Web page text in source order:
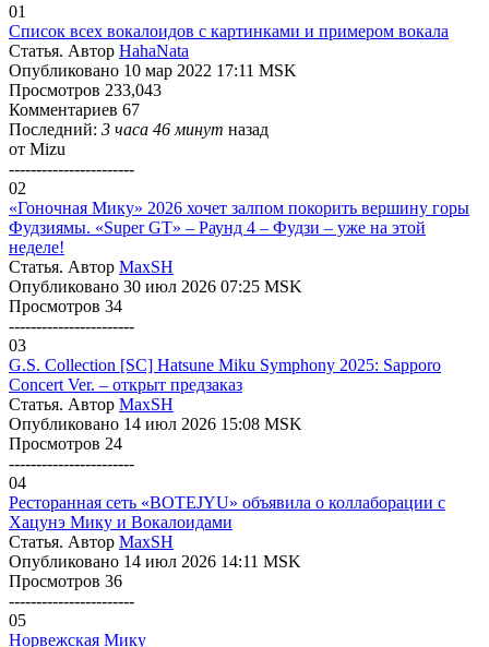
01
Список всех вокалоидов с картинками и примером вокала
Статья. Автор HahaNata
Опубликовано 10 мар 2022 17:11 MSK
Просмотров 233,043
Комментариев 67
Последний: 3 часа 46 минут назад
от Mizu
-----------------------
02
«Гоночная Мику» 2026 хочет залпом покорить вершину горы
Фудзиямы. «Super GT» – Раунд 4 – Фудзи – уже на этой
неделе!
Статья. Автор MaxSH
Опубликовано 30 июл 2026 07:25 MSK
Просмотров 34
-----------------------
03
G.S. Collection [SC] Hatsune Miku Symphony 2025: Sapporo
Concert Ver. – открыт предзаказ
Статья. Автор MaxSH
Опубликовано 14 июл 2026 15:08 MSK
Просмотров 24
-----------------------
04
Ресторанная сеть «BOTEJYU» объявила о коллаборации с
Хацунэ Мику и Вокалоидами
Статья. Автор MaxSH
Опубликовано 14 июл 2026 14:11 MSK
Просмотров 36
-----------------------
05
Норвежская Мику